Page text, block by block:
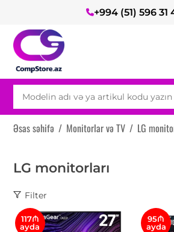
+994 (51) 596 31
Əsas səhifə / Monitorlar və TV / LG
LG monitorları
Filter
117₼
ayda
95₼
ayda